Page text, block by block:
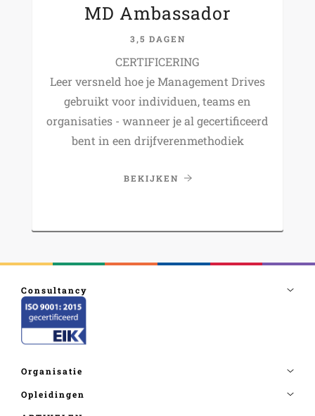
MD Ambassador
3,5 DAGEN
CERTIFICERING
Leer versneld hoe je Management Drives
gebruikt voor individuen, teams en
organisaties - wanneer je al gecertificeerd
bent in een drijfverenmethodiek
BEKIJKEN